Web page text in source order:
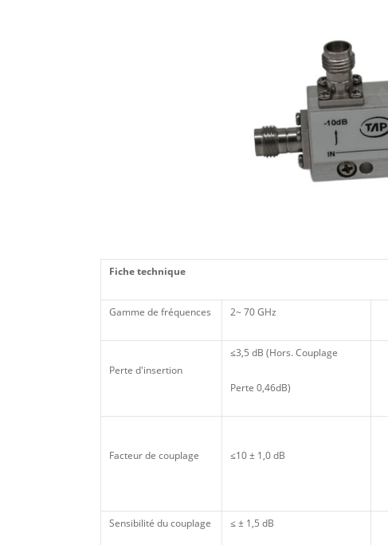
Fiche technique
Gamme de fréquences 2~ 70 GHz
Perte d'insertion
≤3,5 dB (Hors. Couplage
Perte 0,46dB)
Facteur de couplage ≤10 ± 1,0 dB
Sensibilité du couplage ≤ ± 1,5 dB